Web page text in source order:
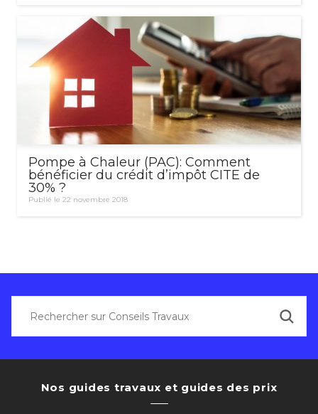
Pompe à Chaleur (PAC): Comment
bénéficier du crédit d’impôt CITE de
30% ?
Publié le 22 novembre 2018
Nos guides travaux et guides des prix